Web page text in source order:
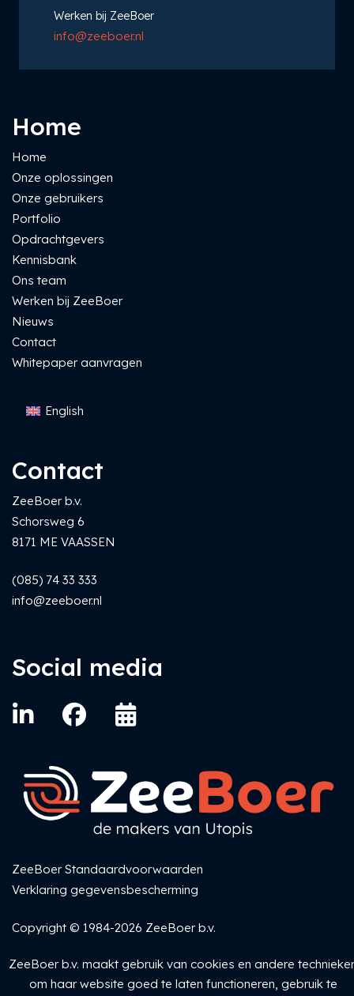
Werken bij ZeeBoer
info@zeeboer.nl
Home
Home
Onze oplossingen
Onze gebruikers
Portfolio
Opdrachtgevers
Kennisbank
Ons team
Werken bij ZeeBoer
Nieuws
Contact
Whitepaper aanvragen
English
Contact
ZeeBoer b.v.
Schorsweg 6
8171 ME VAASSEN
(085) 74 33 333
info@zeeboer.nl
Social media
ZeeBoer Standaardvoorwaarden
Verklaring gegevensbescherming
Copyright © 1984-2026 ZeeBoer b.v.
ZeeBoer b.v. maakt gebruik van cookies en andere
om haar website goed te laten functioneren, gebruik te